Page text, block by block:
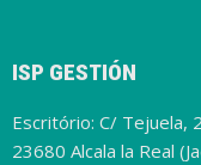
ISP GESTIÓN
Escritório: C/ Tejuela,
23680 Alcala la Real